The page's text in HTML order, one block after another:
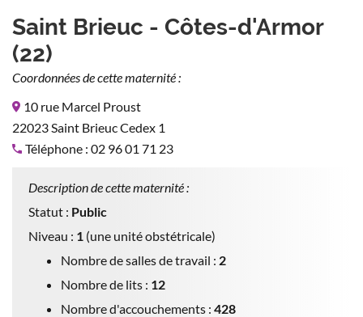
Saint Brieuc - Côtes-d'Armor
(22)
Coordonnées de cette maternité :
10 rue Marcel Proust
22023 Saint Brieuc Cedex 1
Téléphone : 02 96 01 71 23
Description de cette maternité :
Statut : Public
Niveau : 1 (une unité obstétricale)
Nombre de salles de travail : 2
Nombre de lits : 12
Nombre d'accouchements : 428